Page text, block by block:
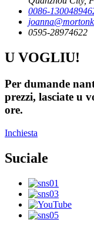
0086-
0595-28974622
U VOGLIU!
Per dumande
prezzi, lasciate u
ore.
Inchiesta
Suciale